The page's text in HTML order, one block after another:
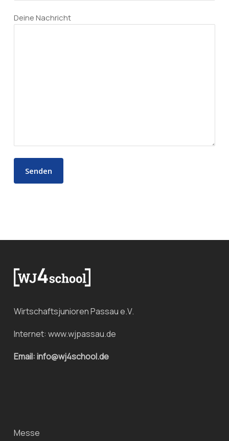
Deine Nachricht
Wirtschaftsjunioren Passau e.V.
Internet: www.wjpassau.de
Email: info@wj4school.de
Messe